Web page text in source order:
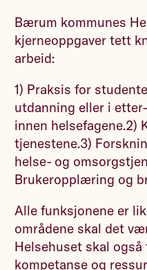
Bærum kommunes
kjerneoppgaver tett
arbeid:
1) Praksis for
utdanning eller i
innen helsefagene.2)
tjenestene.3)
helse- og
Brukeropplæring og
Alle funksjonene er
områdene skal det
Helsehuset skal også
kompetanse og